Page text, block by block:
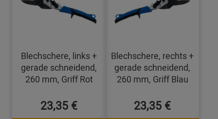
Blechschere, links +
gerade schneidend,
260 mm, Griff Rot
23,35 €
Blechschere, rechts +
gerade schneidend,
260 mm, Griff Blau
23,35 €